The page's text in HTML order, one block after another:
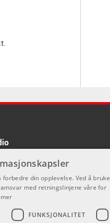
din opplevelse. Ved å bruke
med retningslinjene våre for
FUNKSJONALITET